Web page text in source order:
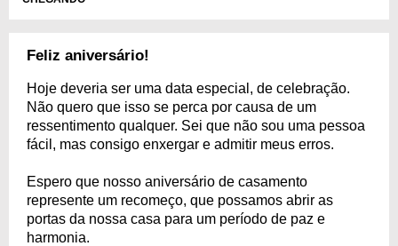
Feliz aniversário!
Hoje deveria ser uma data especial, de celebração.
Não quero que isso se perca por causa de um
ressentimento qualquer. Sei que não sou uma pessoa
fácil, mas consigo enxergar e admitir meus erros.
Espero que nosso aniversário de casamento
represente um recomeço, que possamos abrir as
portas da nossa casa para um período de paz e
harmonia.